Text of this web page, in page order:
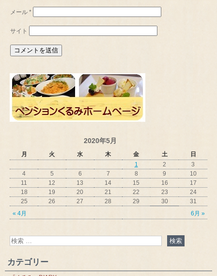
メール*
サイト
2020年5月
月 火 水 木 金 土 日
« 4月 6月 »
1 2
3
4
5 6 7 8 9
10
11
12 13 14 15 16
17
18
19 20 21 22 23
24
25
26 27 28 29 30 31
カテゴリー